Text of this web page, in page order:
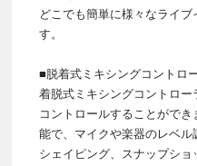
どこでも簡単に様々なライ
す。
■脱着式ミキシングコントロ
着脱式ミキシングコントロ
コントロールすることがで
能で、マイクや楽器のレベ
シェイピング、スナップシ